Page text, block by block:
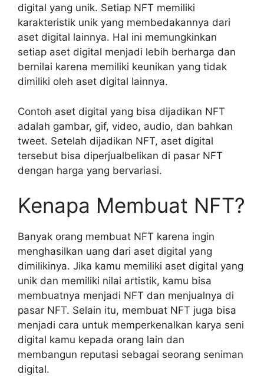
digital yang unik. Setiap NFT memiliki
karakteristik unik yang membedakannya dari
aset digital lainnya. Hal ini memungkinkan
setiap aset digital menjadi lebih berharga dan
bernilai karena memiliki keunikan yang tidak
dimiliki oleh aset digital lainnya.
Contoh aset digital yang bisa dijadikan NFT
adalah gambar, gif, video, audio, dan bahkan
tweet. Setelah dijadikan NFT, aset digital
tersebut bisa diperjualbelikan di pasar NFT
dengan harga yang bervariasi.
Kenapa Membuat NFT?
Banyak orang membuat NFT karena ingin
menghasilkan uang dari aset digital yang
dimilikinya. Jika kamu memiliki aset digital yang
unik dan memiliki nilai artistik, kamu bisa
membuatnya menjadi NFT dan menjualnya di
pasar NFT. Selain itu, membuat NFT juga bisa
menjadi cara untuk memperkenalkan karya seni
digital kamu kepada orang lain dan
membangun reputasi sebagai seorang seniman
digital.